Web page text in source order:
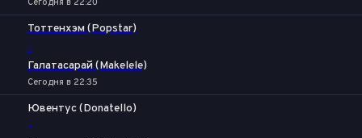
Сегодня в 22:20
Тоттенхэм (Popstar)
-
Галатасарай (Makelele)
Сегодня в 22:35
Ювентус (Donatello)
-